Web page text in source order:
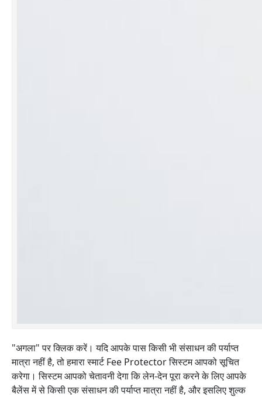
"अगला" पर क्लिक करें। यदि आपके पास किसी भी संसाधन की पर्याप्त
मात्रा नहीं है, तो हमारा स्मार्ट Fee Protector सिस्टम आपको सूचित
करेगा। सिस्टम आपको चेतावनी देगा कि लेन-देन पूरा करने के लिए आपके
बैलेंस में से किसी एक संसाधन की पर्याप्त मात्रा नहीं है, और इसलिए शुल्क